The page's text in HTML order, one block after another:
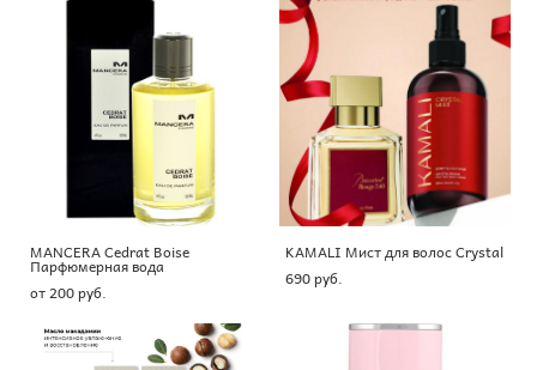
MANCERA Cedrat Boise
Парфюмерная вода
от 200 pуб.
KAMALI Мист для волос Crystal
690 pуб.